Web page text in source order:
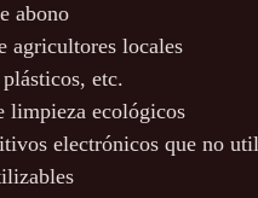
abono
agricultores locales
etc.
limpieza ecológicos
electrónicos que no